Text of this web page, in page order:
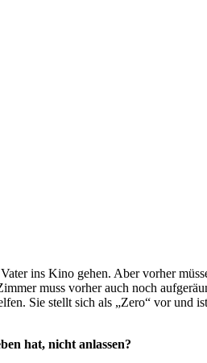
ins Kino gehen. Aber vorher
muss vorher auch noch
Sie stellt sich als „Zero“ vor
hat, nicht anlassen?